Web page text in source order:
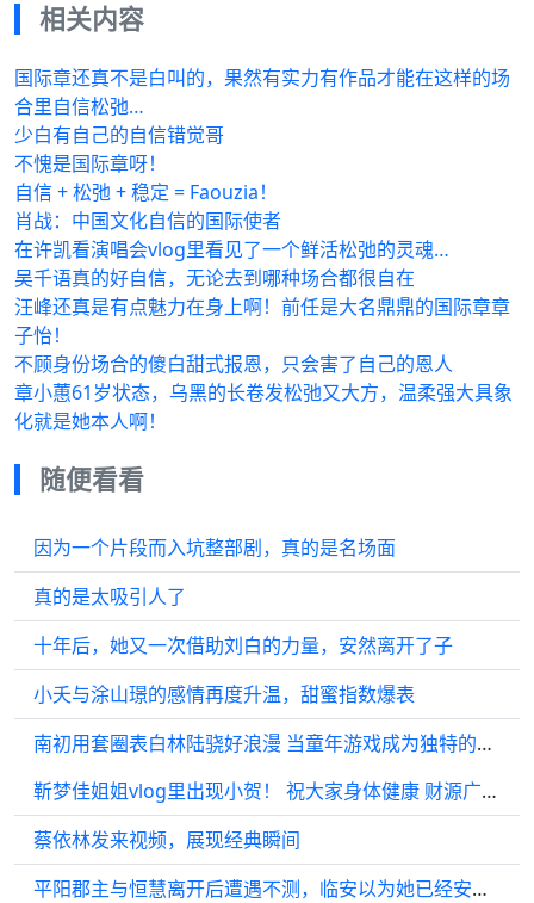
相关内容
国际章还真不是白叫的，果然有实力有作品才能在这样的场
合里自信松弛…
少白有自己的自信错觉哥
不愧是国际章呀！
自信 + 松弛 + 稳定 = Faouzia！
肖战：中国文化自信的国际使者
在许凯看演唱会vlog里看见了一个鲜活松弛的灵魂…
吴千语真的好自信，无论去到哪种场合都很自在
汪峰还真是有点魅力在身上啊！前任是大名鼎鼎的国际章章
子怡！
不顾身份场合的傻白甜式报恩，只会害了自己的恩人
章小蕙61岁状态，乌黑的长卷发松弛又大方，温柔强大具象
化就是她本人啊！
随便看看
因为一个片段而入坑整部剧，真的是名场面
真的是太吸引人了
十年后，她又一次借助刘白的力量，安然离开了子
小夭与涂山璟的感情再度升温，甜蜜指数爆表
南初用套圈表白林陆骁好浪漫 当童年游戏成为独特的表白方式…
靳梦佳姐姐vlog里出现小贺！ 祝大家身体健康 财源广进 .
蔡依林发来视频，展现经典瞬间
平阳郡主与恒慧离开后遭遇不测，临安以为她已经安全抵达南方…